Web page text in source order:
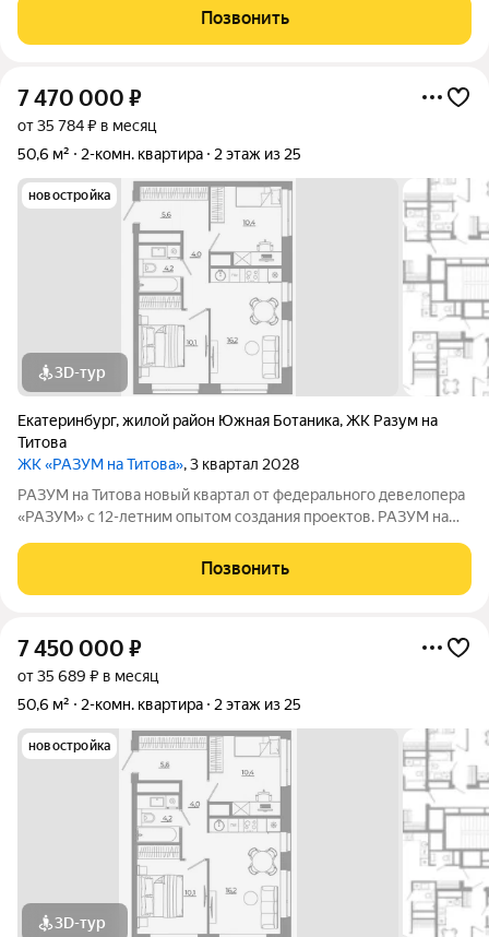
Монтёрская, Титова и Смоленская. Квартал в Чкаловском
районе создан по концепции
Позвонить
7 470 000 ₽
от 35 784 ₽ в месяц
50,6 м²
2-комн. квартира 2 этаж из 25
новостройка
3D-тур
Екатеринбург,жилой район Южная Ботаника,ЖК Разум на
Титова
ЖК «РАЗУМ на Титова», 3 квартал 2028
РАЗУМ на Титова новый квартал от федерального девелопера
«РАЗУМ» с 12-летним опытом создания проектов. РАЗУМ на
Монтёрская, Титова и Смоленская. Квартал в Чкаловском
районе создан по концепции
Позвонить
7 450 000 ₽
от 35 689 ₽ в месяц
50,6 м²
2-комн. квартира 2 этаж из 25
новостройка
3D-тур